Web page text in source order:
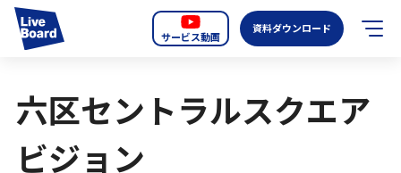
サービス動画
資料ダウンロード
サービス紹介
LIVE BOARDの新しいOOH
六区セントラルスクエア
ビジョン